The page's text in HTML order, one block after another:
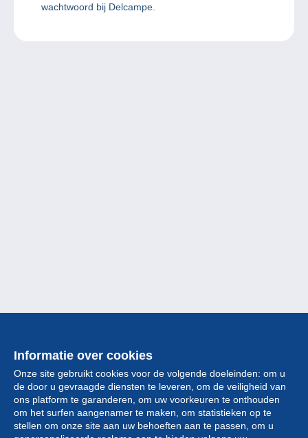
wachtwoord bij Delcampe.
Informatie over cookies
Onze site gebruikt cookies voor de volgende doeleinden: om u
de door u gevraagde diensten te leveren, om de veiligheid van
ons platform te garanderen, om uw voorkeuren te onthouden
om het surfen aangenamer te maken, om statistieken op te
stellen om onze site aan uw behoeften aan te passen, om u